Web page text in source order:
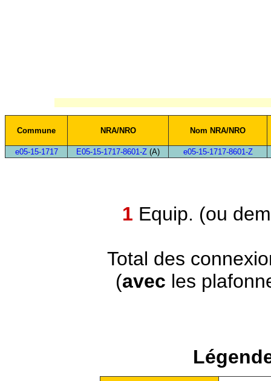
Commune NRA/NRO Nom NRA/NRO
e05-15-1717 E05-15-1717-8601-Z (A) e05-15-1717-8601-Z
1 Equip. (ou
Total des
(avec les